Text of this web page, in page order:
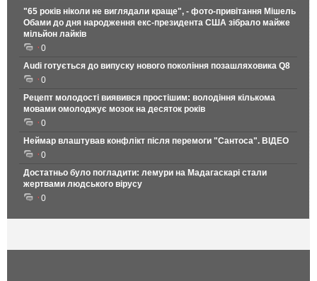
"65 років ніколи не виглядали краще", - фото-привітання Мішель
Обами до дня народження екс-президента США зібрало майже
мільйон лайків
0
Audi готується до випуску нового покоління позашляховика Q8
0
Рецепт молодості виявився простішим: володіння кількома
мовами омолоджує мозок на десяток років
0
Неймар влаштував конфлікт після перемоги "Сантоса". ВІДЕО
0
Достатньо було погладити: лемури на Мадагаскарі стали
жертвами людського вірусу
0